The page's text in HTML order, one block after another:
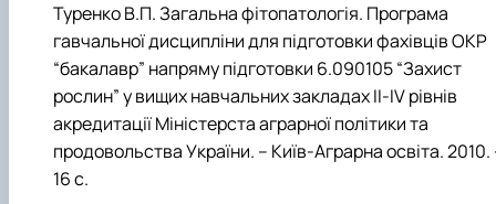
Туренко В.П. Загальна фітопатологія. Програма
гавчальної дисципліни для підготовки фахівців ОКР
“бакалавр” напряму підготовки 6.090105 “Захист
рослин” у вищих навчальних закладах ІІ-IV рівнів
акредитації Міністерста аграрної політики та
продовольства України. – Київ-Аграрна освіта. 2010.
16 с.